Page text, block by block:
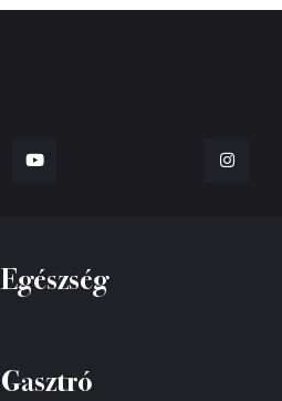
Egészség
Gasztró